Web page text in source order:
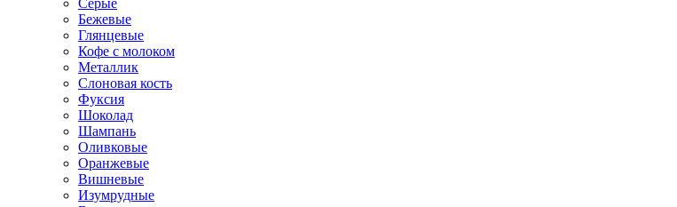
Бежевые
Глянцевые
Кофе с молоком
Металлик
Слоновая кость
Фуксия
Шоколад
Шампань
Оливковые
Оранжевые
Вишневые
Изумрудные